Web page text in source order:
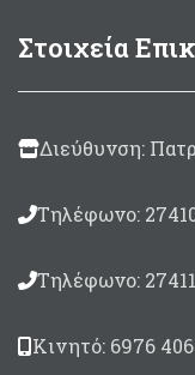
Στοιχεία
Διεύθυνση:
Τηλέφωνο:
Τηλέφωνο:
Κινητό: 6976